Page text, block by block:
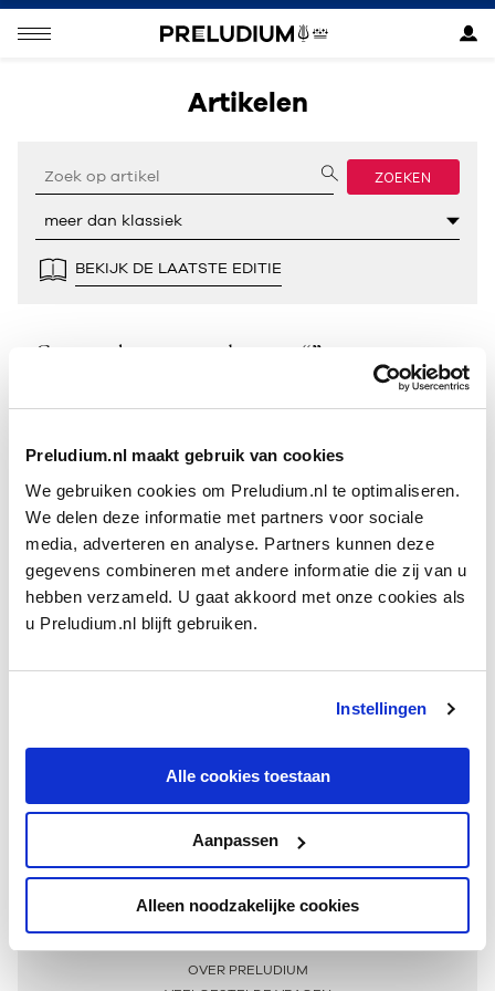
Preludium.nl maakt gebruik van cookies
We gebruiken cookies om Preludium.nl te optimaliseren.
We delen deze informatie met partners voor sociale
media, adverteren en analyse. Partners kunnen deze
gegevens combineren met andere informatie die zij van u
hebben verzameld. U gaat akkoord met onze cookies als
u Preludium.nl blijft gebruiken.
Instellingen
Alle cookies toestaan
Aanpassen
Alleen noodzakelijke cookies
Artikelen
ZOEKEN
BEKIJK DE LAATSTE EDITIE
Geen resultaten gevonden voor “”.
Meer informatie
OVER PRELUDIUM